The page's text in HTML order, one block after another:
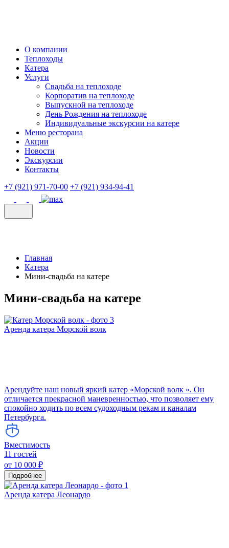
О компании
Теплоходы
Катера
Услуги
Свадьба на теплоходе
Корпоратив на теплоходе
Выпускной на теплоходе
День Рождения на теплоходе
Индивидуальные экскурсии на катере
Меню ресторана
Акции
Новости
Экскурсии
Контакты
+7 (921) 971-70-00 +7 (921) 934-94-41
Главная
Катера
Мини-свадьба на катере
Мини-свадьба на катере
Аренда катера Морской волк
Арендуйте наш новый яркий катер «Морской волк ». Он
отличается прекрасной маневренностью, что позволяет ему
спокойно ходить по всем судоходным рекам и каналам
Петербурга.
Вместимость
11 гостей
от 10 000 ₽
Подробнее
Аренда катера Леонардо